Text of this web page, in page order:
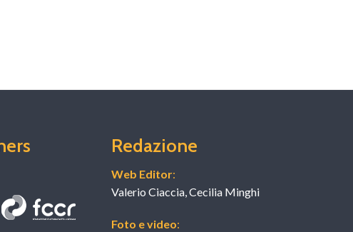
Redazione
Web Editor:
Valerio Ciaccia, Cecilia Minghi
Foto e video: